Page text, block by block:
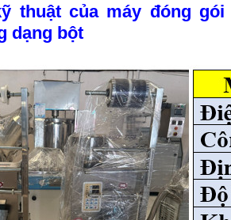
thuật của máy đóng gói
dạng bột